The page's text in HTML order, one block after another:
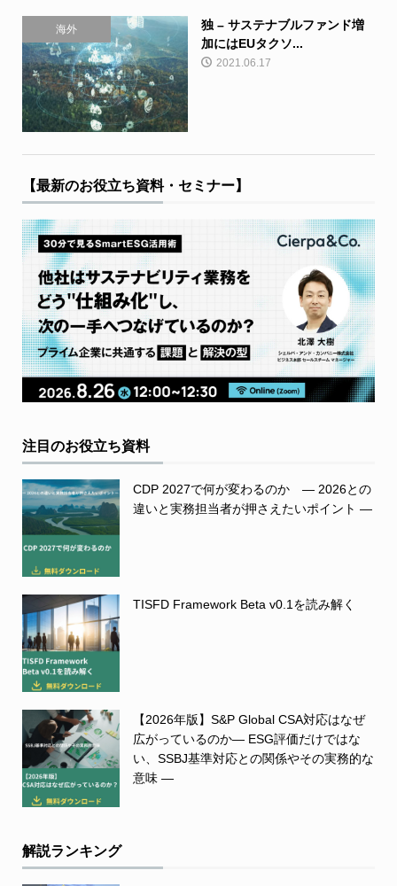
海外
独 – サステナブルファンド増
加にはEUタクソ...
2021.06.17
【最新のお役立ち資料・セミナー】
注目のお役立ち資料
CDP 2027で何が変わるのか ― 2026との
違いと実務担当者が押さえたいポイント ―
TISFD Framework Beta v0.1を読み解く
【2026年版】S&P Global CSA対応はなぜ
広がっているのか― ESG評価だけではな
い、SSBJ基準対応との関係やその実務的な
意味 ―
解説ランキング